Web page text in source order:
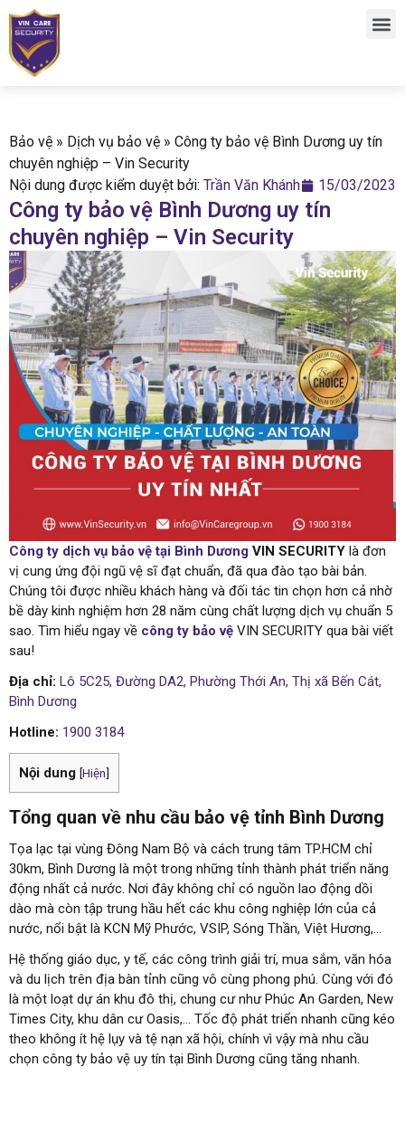
Bảo vệ » Dịch vụ bảo vệ » Công ty bảo vệ Bình Dương uy tín
chuyên nghiệp – Vin Security
Nội dung được kiểm duyệt bởi: Trần Văn Khánh 15/03/2023
Công ty bảo vệ Bình Dương uy tín
chuyên nghiệp – Vin Security
Công ty dịch vụ bảo vệ tại Bình Dương VIN SECURITY là đơn
vị cung ứng đội ngũ vệ sĩ đạt chuẩn, đã qua đào tạo bài bản.
Chúng tôi được nhiều khách hàng và đối tác tin chọn hơn cả nhờ
bề dày kinh nghiệm hơn 28 năm cùng chất lượng dịch vụ chuẩn 5
sao. Tìm hiểu ngay về công ty bảo vệ VIN SECURITY qua bài viết
sau!
Địa chỉ: Lô 5C25, Đường DA2, Phường Thới An, Thị xã Bến Cát,
Bình Dương
Hotline: 1900 3184
Nội dung [Hiện]
Tổng quan về nhu cầu bảo vệ tỉnh Bình Dương
Tọa lạc tại vùng Đông Nam Bộ và cách trung tâm TP.HCM chỉ
30km, Bình Dương là một trong những tỉnh thành phát triển năng
động nhất cả nước. Nơi đây không chỉ có nguồn lao động dồi
dào mà còn tập trung hầu hết các khu công nghiệp lớn của cả
nước, nổi bật là KCN Mỹ Phước, VSIP, Sóng Thần, Việt Hương,…
Hệ thống giáo dục, y tế, các công trình giải trí, mua sắm, văn hóa
và du lịch trên địa bàn tỉnh cũng vô cùng phong phú. Cùng với đó
là một loạt dự án khu đô thị, chung cư như Phúc An Garden, New
Times City, khu dân cư Oasis,… Tốc độ phát triển nhanh cũng kéo
theo không ít hệ lụy và tệ nạn xã hội, chính vì vậy mà nhu cầu
chọn công ty bảo vệ uy tín tại Bình Dương cũng tăng nhanh.